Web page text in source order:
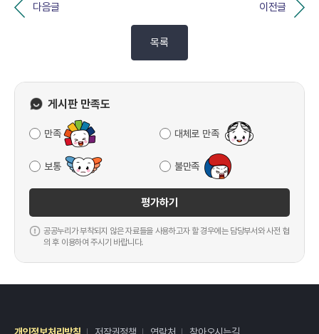
다음글 이전글
목록
게시판 만족도
만족 대체로 만족
보통 불만족
평가하기
공공누리가 부착되지 않은 자료들을 사용하고자 할 경우에는 담당부서와 사전 협
의 후 이용하여 주시기 바랍니다.